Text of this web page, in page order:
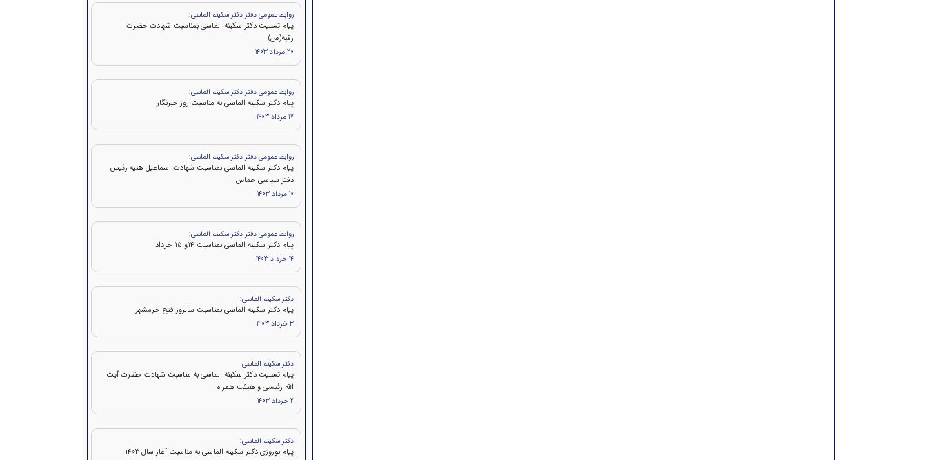
روابط عمومی دفتر دکتر سکینه الماسی:
پیام تسلیت دکتر سکینه الماسی بمناسبت شهادت حضرت
رقیه(س)
20 مرداد 1403
روابط عمومی دفتر دکتر سکینه الماسی:
پیام دکتر سکینه الماسی به مناسبت روز خبرنگار
17 مرداد 1403
روابط عمومی دفتر دکتر سکینه الماسی:
پيام دكتر سكينه الماسی بمناسبت شهادت اسماعیل هنیه رئیس
دفتر سیاسی حماس
10 مرداد 1403
روابط عمومی دفتر دکتر سکینه الماسی:
پيام دكتر سکینه الماسی بمناسبت ۱۴و ۱۵ خرداد
14 خرداد 1403
دکتر سکینه الماسی:
پیام دکتر سکینه الماسی بمناسبت سالروز فتح خرمشهر
3 خرداد 1403
دکتر سکینه الماسی
پیام تسلیت دکتر سکینه الماسی به مناسبت شهادت حضرت آیت
الله رئیسی و هیئت همراه
2 خرداد 1403
دکتر سکینه الماسی:
پیام نوروزی دکتر سکینه الماسی به مناسبت آغاز سال 1403